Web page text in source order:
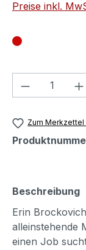
Preise inkl.
Produkt
Zum
Beschreibung
Erin
alleinstehende
einen Job